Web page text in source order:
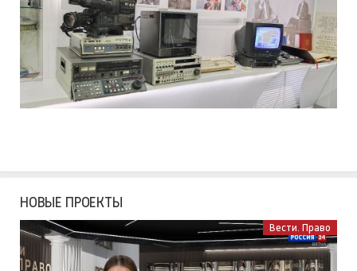
НОВЫЕ ПРОЕКТЫ
Вести. Право